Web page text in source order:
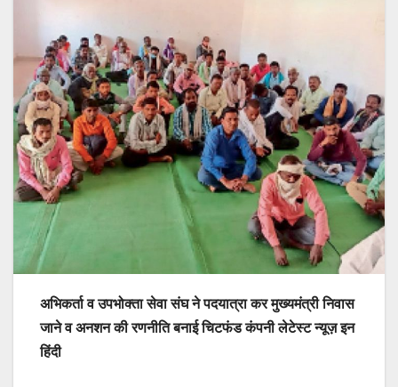
अभिकर्ता व उपभोक्ता सेवा संघ ने पदयात्रा कर मुख्यमंत्री निवास
जाने व अनशन की रणनीति बनाई चिटफंड कंपनी लेटेस्ट न्यूज़ इन
हिंदी